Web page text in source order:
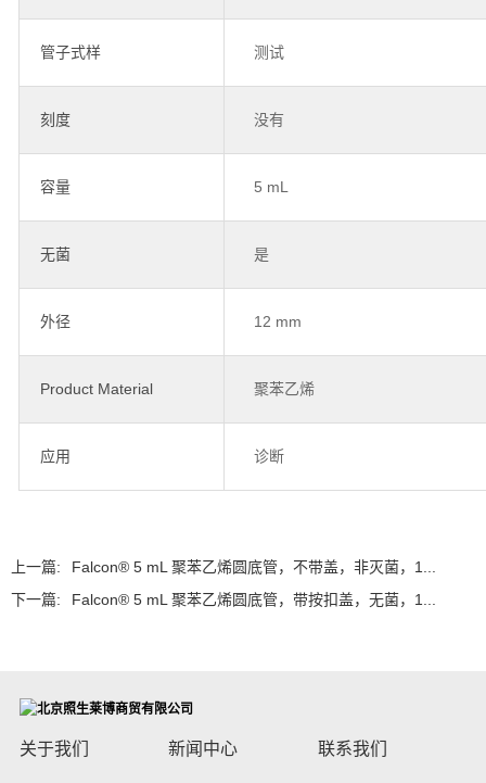
管子式样 测试
刻度 没有
容量 5 mL
无菌 是
外径 12 mm
Product Material 聚苯乙烯
应用 诊断
上一篇:
Falcon® 5 mL 聚苯乙烯圆底管，不带盖，非灭菌，1...
下一篇:
Falcon® 5 mL 聚苯乙烯圆底管，带按扣盖，无菌，1...
关于我们 新闻中心 联系我们